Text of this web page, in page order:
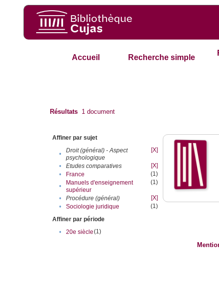
Accueil Recherche simple
Résultats 1 document
Affiner par sujet
•
Droit (général) - Aspect
psychologique
[X]
• Etudes comparatives
[X]
•
France
(1)
•
Manuels d'enseignement
supérieur
(1)
• Procédure (général)
[X]
•
Sociologie juridique
(1)
Affiner par période
•
20e siècle(1)